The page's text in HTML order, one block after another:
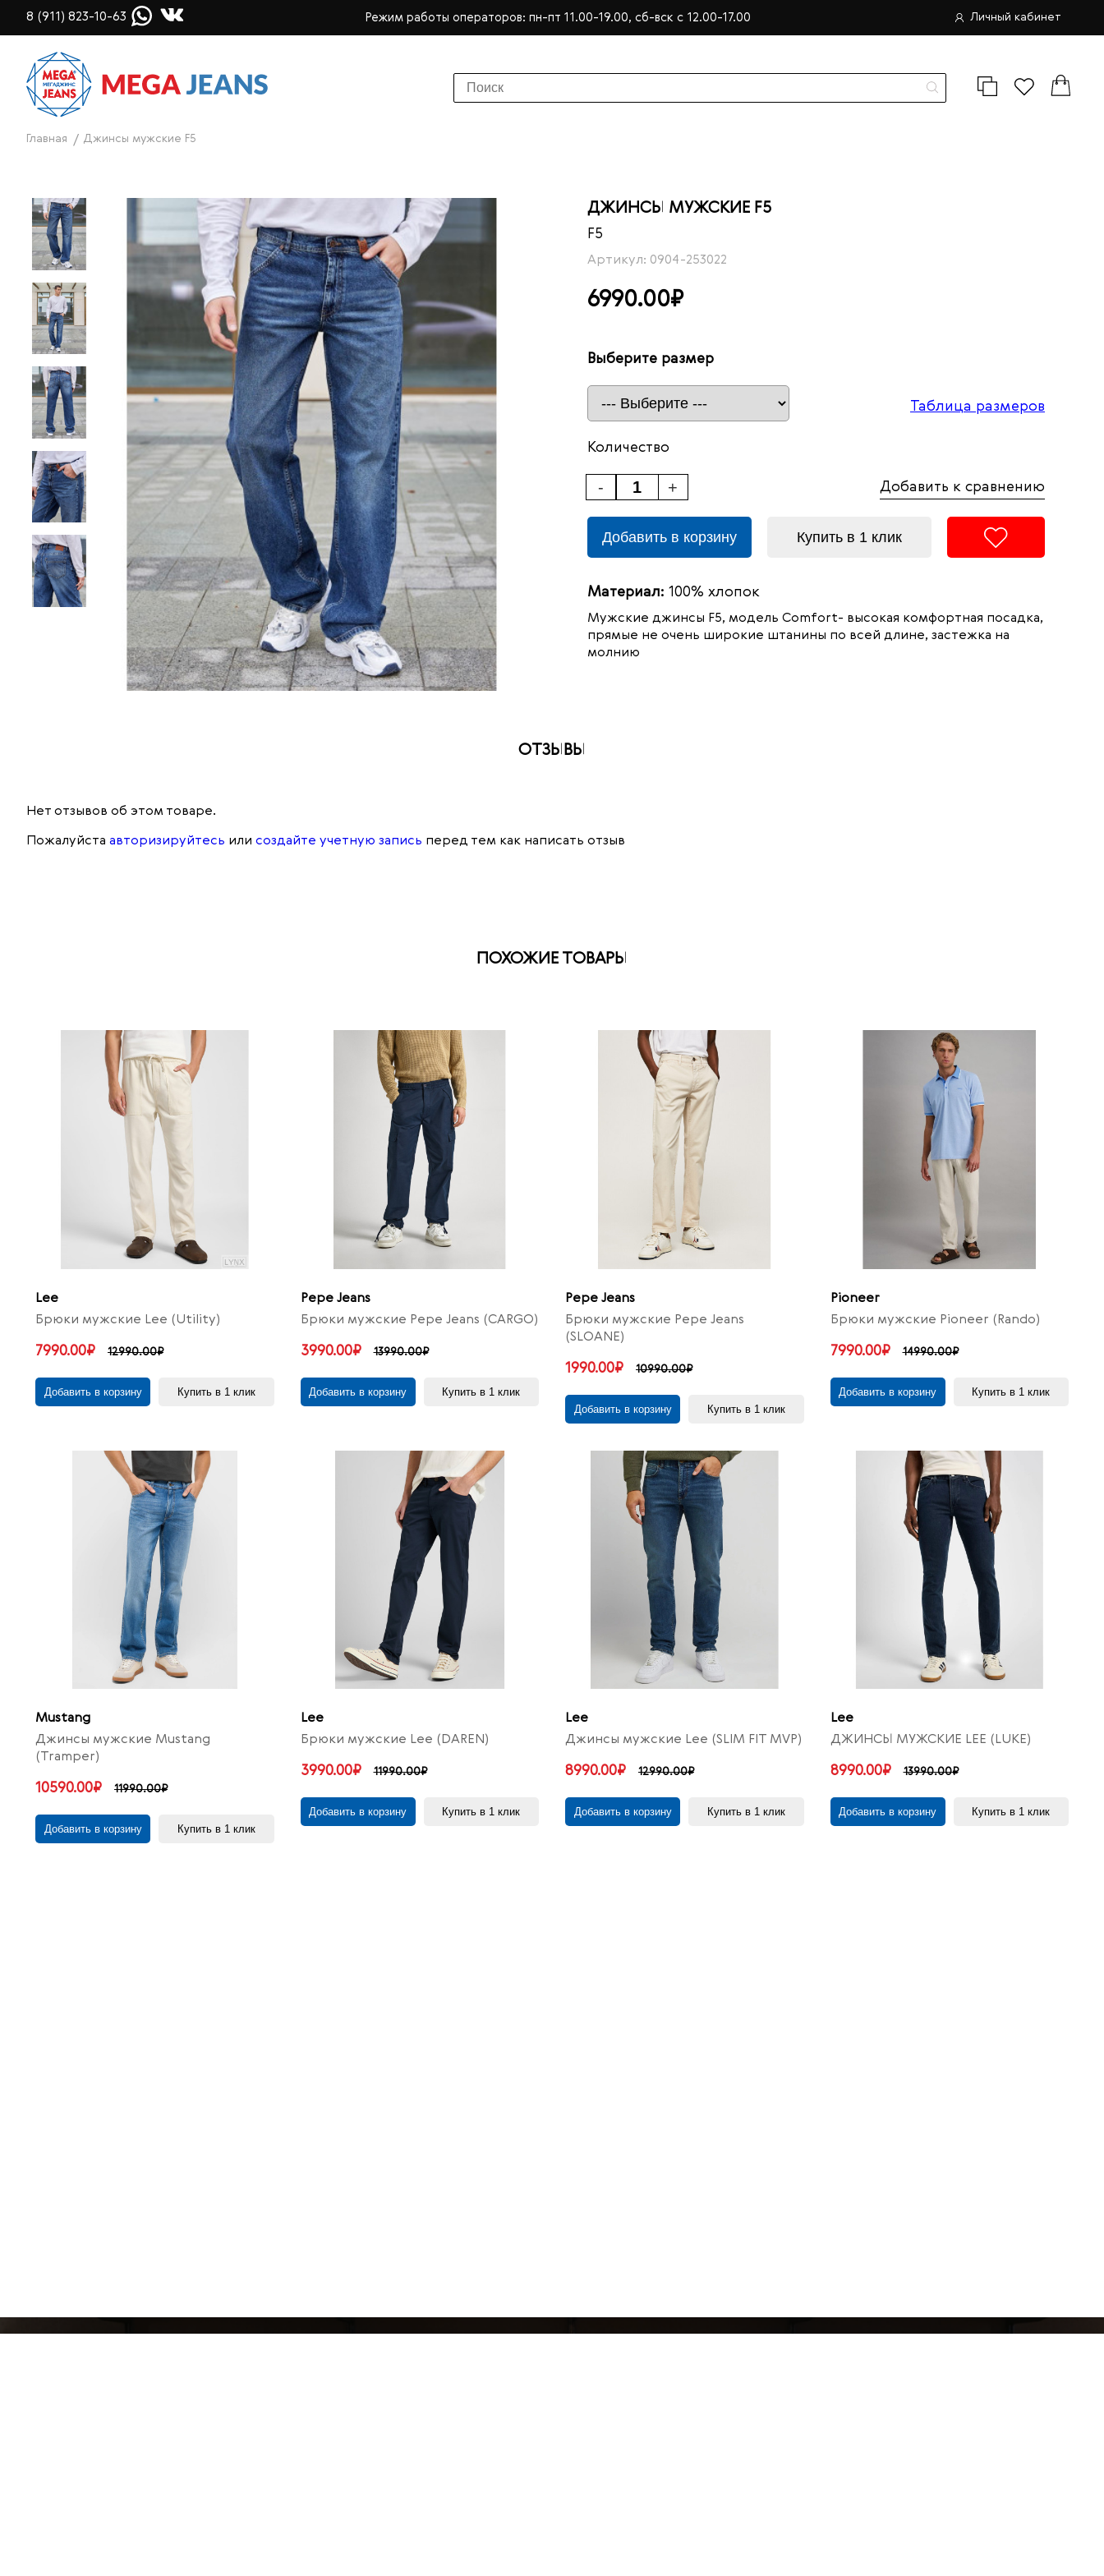
8 (911) 823-10-63 Режим работы операторов: пн-пт 11.00-19.00, сб-вск с 12.00-17.00 Личный кабинет
Главная Джинсы мужские F5
ДЖИНСЫ МУЖСКИЕ F5
F5
Артикул: 0904-253022
6990.00₽
Выберите размер
Таблица размеров
Количество
+
- Добавить к сравнению
Добавить в корзину Купить в 1 клик
Материал: 100% хлопок
Мужские джинсы F5, модель Comfort- высокая комфортная посадка,
прямые не очень широкие штанины по всей длине, застежка на
молнию
ОТЗЫВЫ
Нет отзывов об этом товаре.
Пожалуйста авторизируйтесь или создайте учетную запись перед тем как написать отзыв
ПОХОЖИЕ ТОВАРЫ
Lee
Брюки мужские Lee (Utility)
7990.00₽ 12990.00₽
Добавить в корзину Купить в 1 клик
Pepe Jeans
Брюки мужские Pepe Jeans (CARGO)
3990.00₽ 13990.00₽
Добавить в корзину Купить в 1 клик
Pepe Jeans
Брюки мужские Pepe Jeans
(SLOANE)
1990.00₽ 10990.00₽
Добавить в корзину Купить в 1 клик
Pioneer
Брюки мужские Pioneer (Rando)
7990.00₽ 14990.00₽
Добавить в корзину Купить в 1 клик
Mustang
Джинсы мужские Mustang
(Tramper)
10590.00₽ 11990.00₽
Добавить в корзину Купить в 1 клик
Lee
Брюки мужские Lee (DAREN)
3990.00₽ 11990.00₽
Добавить в корзину Купить в 1 клик
Lee
Джинсы мужские Lee (SLIM FIT MVP)
8990.00₽ 12990.00₽
Добавить в корзину Купить в 1 клик
Lee
ДЖИНСЫ МУЖСКИЕ LEE (LUKE)
8990.00₽ 13990.00₽
Добавить в корзину Купить в 1 клик